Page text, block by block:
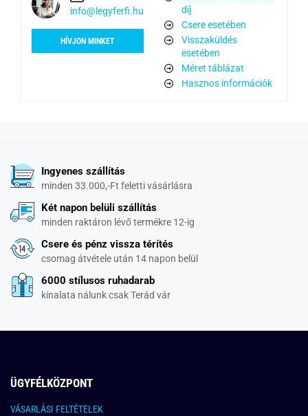
info@legyferfi.hu
HÍVJON MINKET
díj
Csere esetében
Visszaküldés
esetében
Méret táblázat
Hasznos információk
Ingyenes szállítás
minden 33.000,-Ft feletti vásárlásra
Két napon belüli szállítás
minden raktáron lévő termékre 12-ig
Csere és pénz vissza térítés
csomag átvétele után 14 napon belül
6000 stílusos ruhadarab
kínalata nálunk csak Terád vár
ÜGYFÉLKÖZPONT
VÁSARLÁSI FELTÉTELEK